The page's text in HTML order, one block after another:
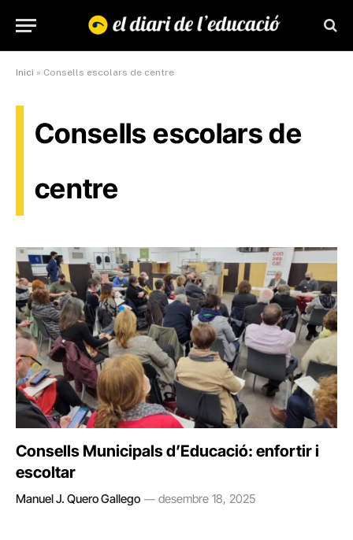
Inici » Consells escolars de centre
Consells escolars de
centre
Consells Municipals d’Educació: enfortir i
escoltar
Manuel J. Quero Gallego desembre 18, 2025